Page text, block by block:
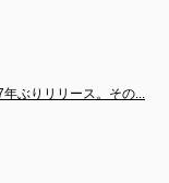
ぶりリリース。その...